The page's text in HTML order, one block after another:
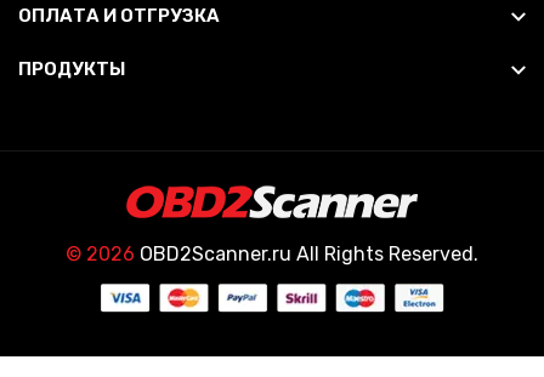
ОПЛАТА И ОТГРУЗКА
ПРОДУКТЫ
© 2026 OBD2Scanner.ru All Rights Reserved.